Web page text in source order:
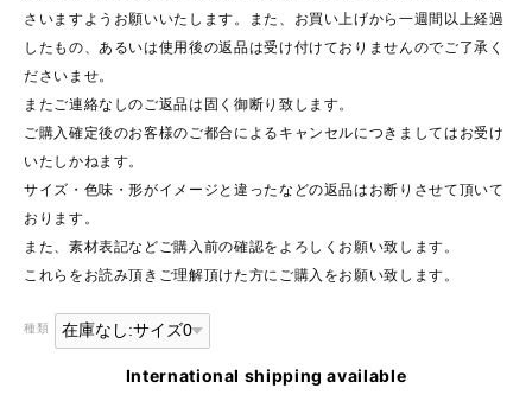
さいますようお願いいたします。また、お買い上げから一週間以上経過
したもの、あるいは使用後の返品は受け付けておりませんのでご了承く
ださいませ。
またご連絡なしのご返品は固く御断り致します。
ご購入確定後のお客様のご都合によるキャンセルにつきましてはお受け
いたしかねます。
サイズ・色味・形がイメージと違ったなどの返品はお断りさせて頂いて
おります。
また、素材表記などご購入前の確認をよろしくお願い致します。
これらをお読み頂きご理解頂けた方にご購入をお願い致します。
種類
International shipping available